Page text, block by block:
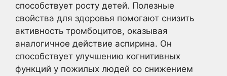
способствует росту детей. Полезные
свойства для здоровья помогают снизить
активность тромбоцитов, оказывая
аналогичное действие аспирина. Он
способствует улучшению когнитивных
функций у пожилых людей со снижением